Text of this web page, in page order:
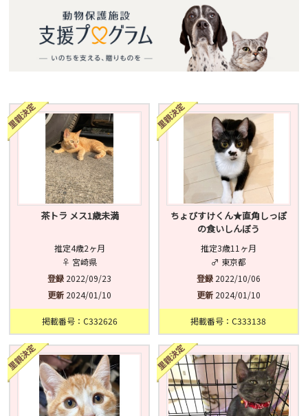
茶トラ メス1歳未満
推定4歳2ヶ月
♀ 宮崎県
登録 2022/09/23
更新 2024/01/10
掲載番号：C332626
ちょびすけくん★直角しっぽ
の食いしんぼう
推定3歳11ヶ月
♂ 東京都
登録2022/10/06
更新2024/01/10
掲載番号：C333138